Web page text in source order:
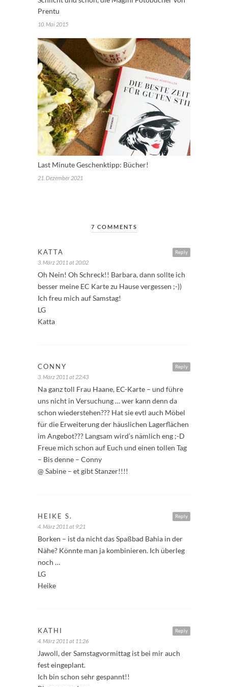
Prentu
10. Mai 2015
Last Minute Geschenktipp: Bücher!
21. Dezember 2021
7 COMMENTS
Reply
KATTA
3. März 2011 at 20:02
Oh Nein! Oh Schreck!! Barbara, dann sollte ich
besser meine EC Karte zu Hause vergessen ;-))
Ich freu mich auf Samstag!
LG
Katta
Reply
CONNY
3. März 2011 at 22:43
Na ganz toll Frau Haane, EC-Karte – und führe
uns nicht in Versuchung … wer kann denn da
schon wiederstehen??? Hat sie evtl auch Möbel
für die Erweiterung der häuslichen Lagerflächen
im Angebot??? Langsam wird’s nämlich eng ;-D
Freue mich schon auf Euch und einen tollen Tag
– Bis denne – Conny
@ Sabine – et gibt Stanzer!!!!
Reply
HEIKE S.
4. März 2011 at 9:21
Borken – ist da nicht das Spaßbad Bahia in der
Nähe? Könnte man ja kombinieren. Ich überleg
noch …
LG
Heike
Reply
KATHI
4. März 2011 at 11:26
Jawoll, der Samstagvormittag ist bei mir auch
fest eingeplant.
Ich bin schon sehr gespannt!!